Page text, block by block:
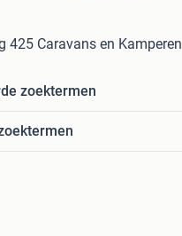
425 Caravans en Kamperen
zoektermen